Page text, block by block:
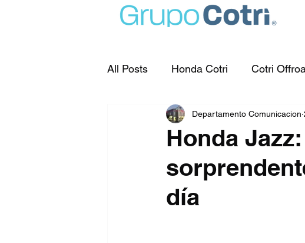
All Posts Honda Cotri Cotri
Honda
día
Departamento Comunicacion